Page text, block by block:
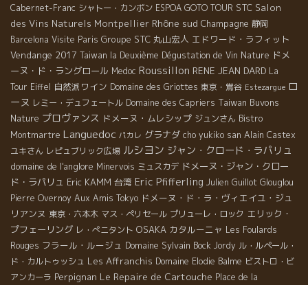
Cabernet-Franc シャトー・カンボン ESPOA GOTO TOUR STC Salon
des Vins Naturels Montpellier Rhône sud Champagne 静岡
Barcelona Visite Paris Groupe STC 丸山宏人 エドワード・ラフィット
Vendange 2017 Taiwan la Deuxième Dégustation de Vin Nature ドメ
ーヌ・ド・ラングロール Medoc Roussillon RENE JEAN DARD La
Tour Eiffel 自然派ワイン Domaine des Griottes 東京・鴬谷 Estezargue ロ
ーヌ レミー・デュフェートル Domaine des Capriers Taiwan Buvons
Nature プロヴァンス ドメーヌ・ムレシップ ジュンさん Bistro
Montmartre Languedoc パカレ グラナダ cho yukiko san Alain Castex
ユキさん レピュブリック広場 ルシヨン ジャン・クロード・ラパリュ
domaine de l'anglore Minervois ミュスカデ ドメーヌ・ジャン・クロー
ド・ラパリュ Eric KAMM 台湾 Eric Pfifferling Julien Guillot Glouglou
Pierre Overnoy Aux Amis Tokyo ドメーヌ・ド・ラ・ヴィエイユ・ジュ
リアンヌ 東京・六本木 マス・ぺリセール プリューレ・ロック エリック・
プフェーリング レ・ぺニタント OSAKA カタルーニャ Les Foulards
Rouges フラール・ルージュ Domaine Sylvain Bock Jordy ル・ルペール・
ド・カルトゥッシュ Les Affranchis Domaine Elodie Balme ビストロ・ビ
アンカーラ Perpignan Le Repaire de Cartouche Place de la